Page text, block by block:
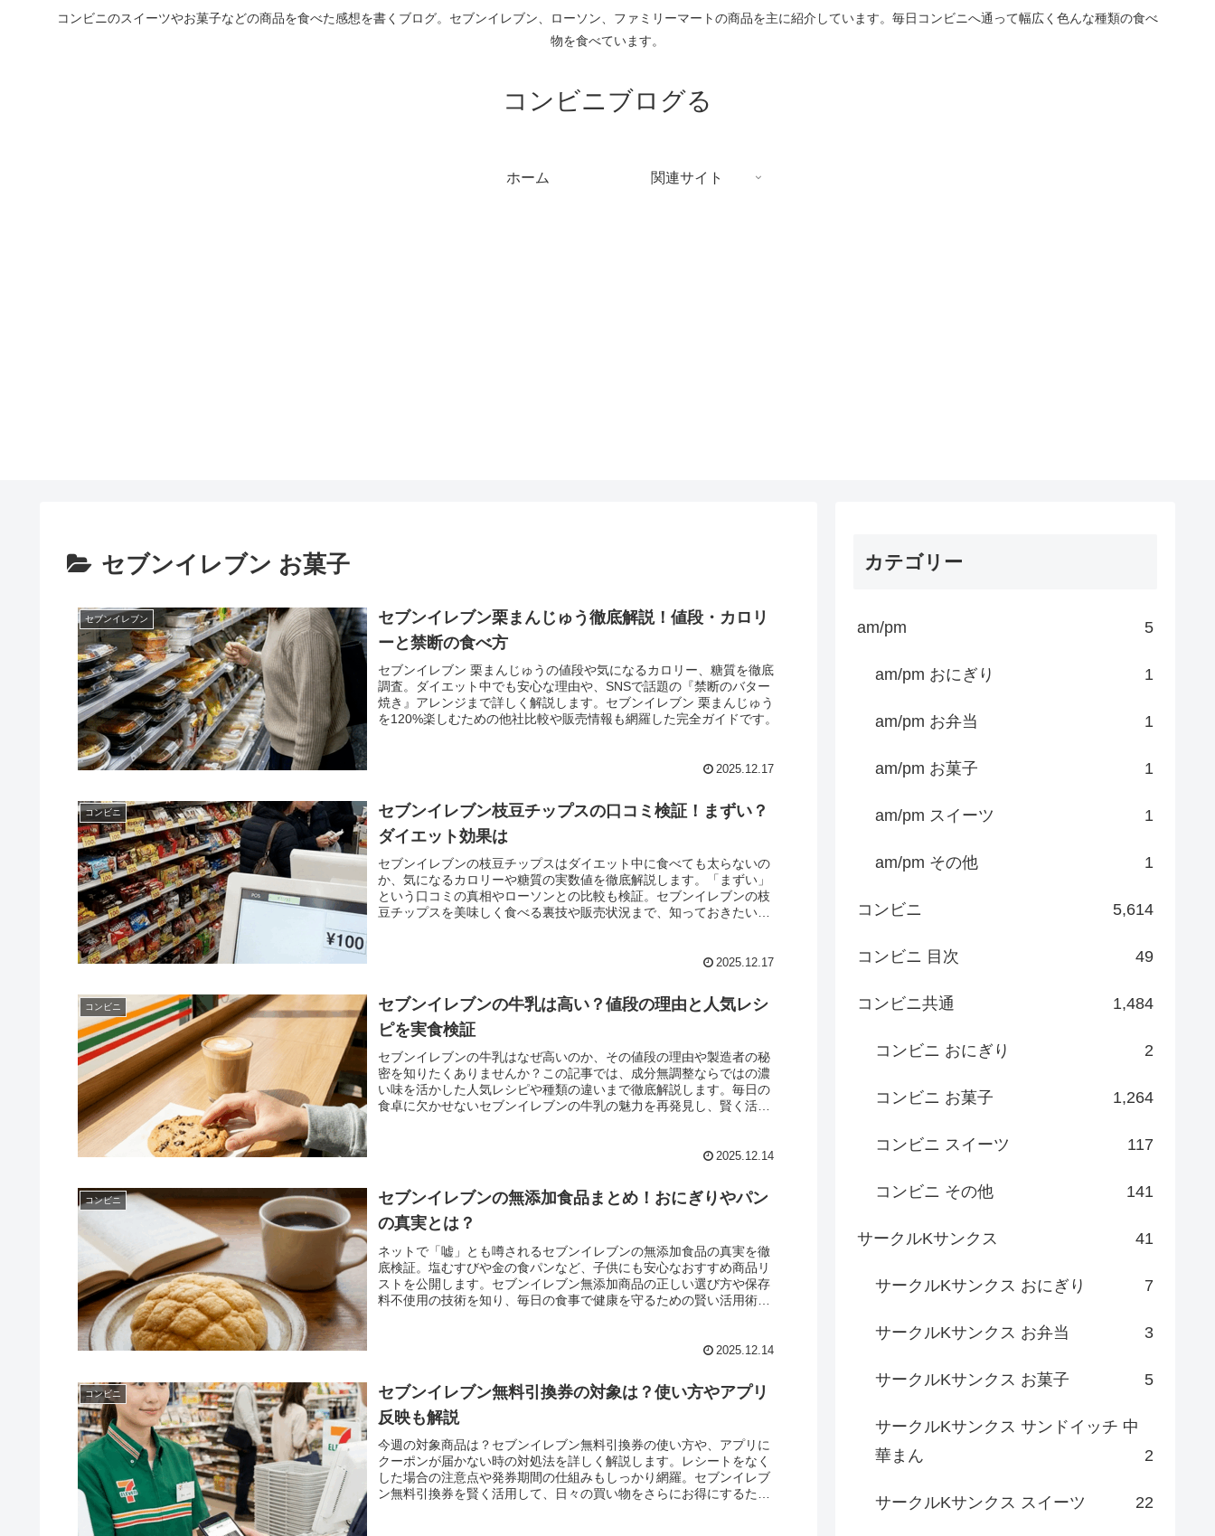
コンビニのスイーツやお菓子などの商品を食べた感想を書くブログ。セブンイレブン、ローソン、ファミリーマートの商品を主に紹介しています。毎日コンビニへ通って幅広く色んな種類の食べ
物を食べています。
コンビニブログる
ホーム 関連サイト
セブンイレブン お菓子
セブンイレブン
セブンイレブン栗まんじゅう徹底解説！値段・カロリ
ーと禁断の食べ方
セブンイレブン 栗まんじゅうの値段や気になるカロリー、糖質を徹底
調査。ダイエット中でも安心な理由や、SNSで話題の『禁断のバター
焼き』アレンジまで詳しく解説します。セブンイレブン 栗まんじゅう
を120%楽しむための他社比較や販売情報も網羅した完全ガイドです。
2025.12.17
コンビニ
セブンイレブン枝豆チップスの口コミ検証！まずい？
ダイエット効果は
セブンイレブンの枝豆チップスはダイエット中に食べても太らないの
か、気になるカロリーや糖質の実数値を徹底解説します。「まずい」
という口コミの真相やローソンとの比較も検証。セブンイレブンの枝
豆チップスを美味しく食べる裏技や販売状況まで、知っておきたい情
2025.12.17
コンビニ
セブンイレブンの牛乳は高い？値段の理由と人気レシ
ピを実食検証
セブンイレブンの牛乳はなぜ高いのか、その値段の理由や製造者の秘
密を知りたくありませんか？この記事では、成分無調整ならではの濃
い味を活かした人気レシピや種類の違いまで徹底解説します。毎日の
食卓に欠かせないセブンイレブンの牛乳の魅力を再発見し、賢く活用
2025.12.14
コンビニ
セブンイレブンの無添加食品まとめ！おにぎりやパン
の真実とは？
ネットで「嘘」とも噂されるセブンイレブンの無添加食品の真実を徹
底検証。塩むすびや金の食パンなど、子供にも安心なおすすめ商品リ
ストを公開します。セブンイレブン無添加商品の正しい選び方や保存
料不使用の技術を知り、毎日の食事で健康を守るための賢い活用術を
2025.12.14
コンビニ
セブンイレブン無料引換券の対象は？使い方やアプリ
反映も解説
今週の対象商品は？セブンイレブン無料引換券の使い方や、アプリに
クーポンが届かない時の対処法を詳しく解説します。レシートをなく
した場合の注意点や発券期間の仕組みもしっかり網羅。セブンイレブ
ン無料引換券を賢く活用して、日々の買い物をさらにお得にするため
カテゴリー
am/pm 5
am/pm おにぎり 1
am/pm お弁当 1
am/pm お菓子 1
am/pm スイーツ 1
am/pm その他 1
コンビニ 5,614
コンビニ 目次 49
コンビニ共通 1,484
コンビニ おにぎり 2
コンビニ お菓子 1,264
コンビニ スイーツ 117
コンビニ その他 141
サークルKサンクス 41
サークルKサンクス おにぎり 7
サークルKサンクス お弁当 3
サークルKサンクス お菓子 5
サークルKサンクス サンドイッチ 中
華まん
2
サークルKサンクス スイーツ 22